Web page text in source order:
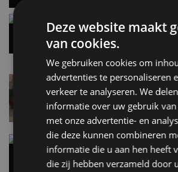
7 aug
Lamborghini Revuelto
speciale editie
6 aug
Carbon fibre op je
en precies daarom
5 aug
Deze website maakt
van cookies.
We gebruiken cookies om
advertenties te personaliseren
verkeer te analyseren. We
informatie over uw gebruik van
met onze advertentie- en
die deze kunnen combineren
informatie die u aan hen heeft
die zij hebben verzameld door